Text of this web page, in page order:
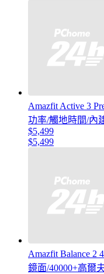
Amazfit Active 3
功率/觸地時間/內
$5,499
$5,499
Amazfit Balance 2
鏡面/40000+高爾